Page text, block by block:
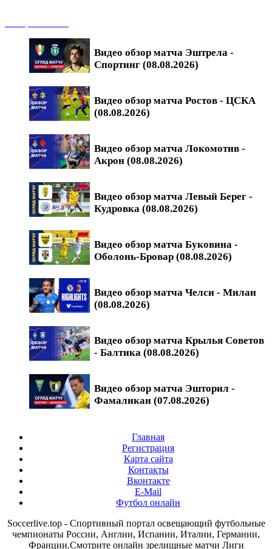
Видео обзор матча Эштрела -
Спортинг (08.08.2026)
Видео обзор матча Ростов - ЦСКА
(08.08.2026)
Видео обзор матча Локомотив -
Акрон (08.08.2026)
Видео обзор матча Левый Берег -
Кудровка (08.08.2026)
Видео обзор матча Буковина -
Оболонь-Бровар (08.08.2026)
Видео обзор матча Челси - Милан
(08.08.2026)
Видео обзор матча Крылья Советов
- Балтика (08.08.2026)
Видео обзор матча Эшторил -
Фамаликан (07.08.2026)
Главная
Регистрация
Карта сайта
Контакты
Вконтакте
E-Mail
Футбол онлайн
Soccerlive.top - Спортивный портал освещающий футбольные
чемпионаты России, Англии, Испании, Италии, Германии,
Франции.Смотрите онлайн зрелищные матчи Лиги